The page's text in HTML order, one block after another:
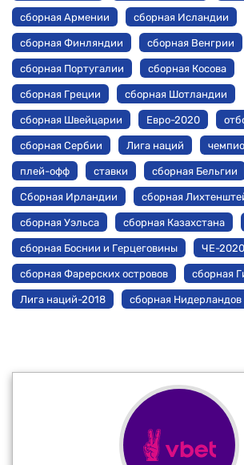
сборная Армении сборная Исландии
сборная Финляндии сборная Венгрии
сборная Португалии сборная Косова
сборная Греции сборная Шотландии
сборная Швейцарии Евро-2020
сборная Сербии Лига наций
плей-офф ставки сборная Бельгии
Сборная Ирландии сборная
сборная Уэльса сборная Казахстана
сборная Боснии и Герцеговины ЧЕ-2020
сборная Фарерских островов сборная
Лига наций-2018 сборная Нидерландов